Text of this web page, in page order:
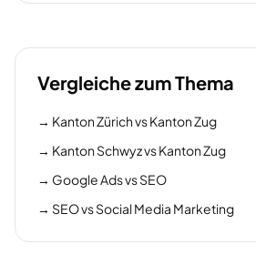
Vergleiche zum Thema
→ Kanton Zürich vs Kanton Zug
→ Kanton Schwyz vs Kanton Zug
→ Google Ads vs SEO
→ SEO vs Social Media Marketing